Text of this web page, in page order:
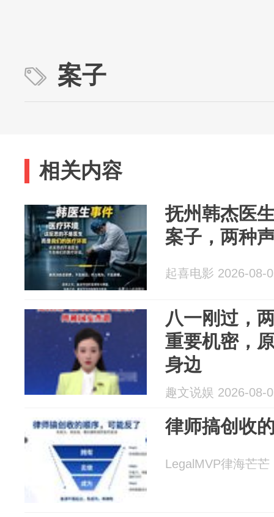
案子
相关内容
抚州韩杰医
案子，两种
起喜电影 2026-08-
八一刚过，
重要机密，
身边
趣文说娱 2026-08-
律师搞创收
LegalMVP律海芒